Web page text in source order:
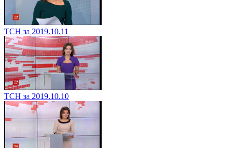
ТСН за 2019.10.11
ТСН за 2019.10.10